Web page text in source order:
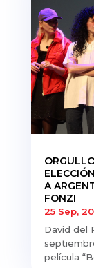
A
FONZI
25 Sep,
David del
película